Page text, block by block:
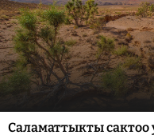
Саламаттыкты